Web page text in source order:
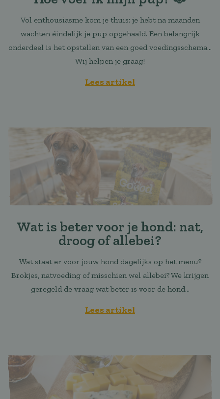
Vol enthousiasme kom je thuis: je hebt na maanden
wachten éindelijk je pup opgehaald. Een belangrijk
onderdeel is het opstellen van een goed voedingsschema...
Wij helpen je graag!
Lees artikel
Wat is beter voor je hond: nat,
droog of allebei?
Wat staat er voor jouw hond dagelijks op het menu?
Brokjes, natvoeding of misschien wel allebei? We krijgen
geregeld de vraag wat beter is voor de hond...
Lees artikel